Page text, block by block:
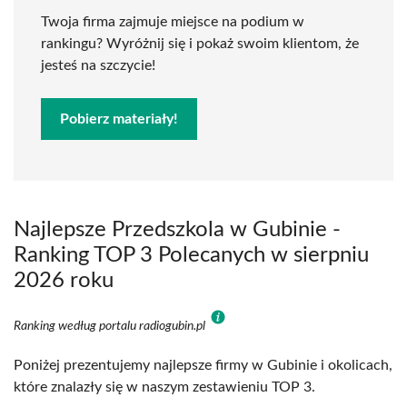
Twoja firma zajmuje miejsce na podium w
rankingu? Wyróżnij się i pokaż swoim klientom, że
jesteś na szczycie!
Pobierz materiały!
Najlepsze Przedszkola w Gubinie -
Ranking TOP 3 Polecanych w sierpniu
2026 roku
Ranking według portalu radiogubin.pl
Poniżej prezentujemy najlepsze firmy w Gubinie i okolicach,
które znalazły się w naszym zestawieniu TOP 3.